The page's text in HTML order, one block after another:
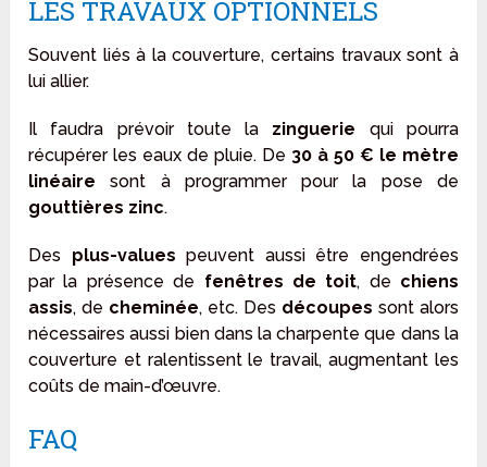
LES TRAVAUX OPTIONNELS
Souvent liés à la couverture, certains travaux sont à
lui allier.
Il faudra prévoir toute la zinguerie qui pourra
récupérer les eaux de pluie. De 30 à 50 € le mètre
linéaire sont à programmer pour la pose de
gouttières zinc.
Des plus-values peuvent aussi être engendrées
par la présence de fenêtres de toit, de chiens
assis, de cheminée, etc. Des découpes sont alors
nécessaires aussi bien dans la charpente que dans la
couverture et ralentissent le travail, augmentant les
coûts de main-d’œuvre.
FAQ